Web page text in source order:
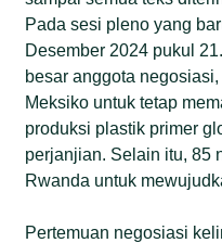
Pada sesi pleno yang
Desember 2024 pukul
besar anggota
Meksiko untuk tetap
produksi plastik primer
perjanjian. Selain itu, 85
Rwanda untuk
Pertemuan negosiasi